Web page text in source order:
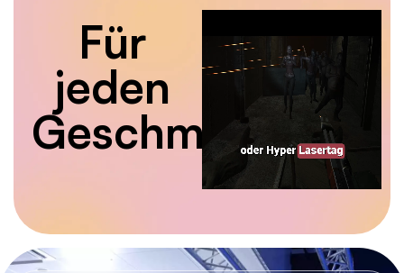
Für
jeden
Geschmack